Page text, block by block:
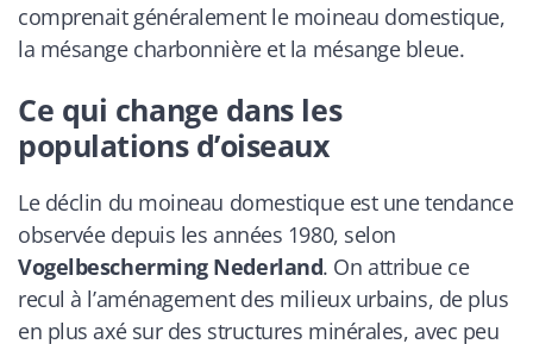
comprenait généralement le moineau domestique,
la mésange charbonnière et la mésange bleue.
Ce qui change dans les
populations d’oiseaux
Le déclin du moineau domestique est une tendance
observée depuis les années 1980, selon
Vogelbescherming Nederland. On attribue ce
recul à l’aménagement des milieux urbains, de plus
en plus axé sur des structures minérales, avec peu